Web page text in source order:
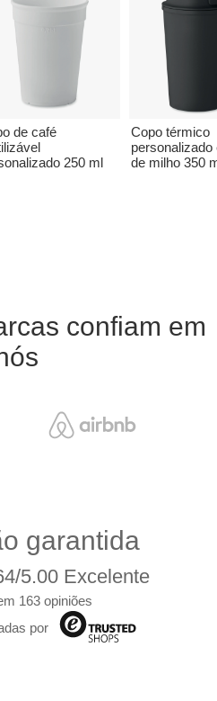
de café
250 ml
Copo térmico
personalizado
de milho 350
confiam em
garantida
5.00 Excelente
163 opiniões
por